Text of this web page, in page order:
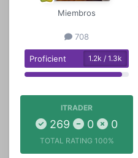
Miembros
708
Proficient 1.2k / 1.3k
ITRADER
269 0 0
TOTAL RATING 100%